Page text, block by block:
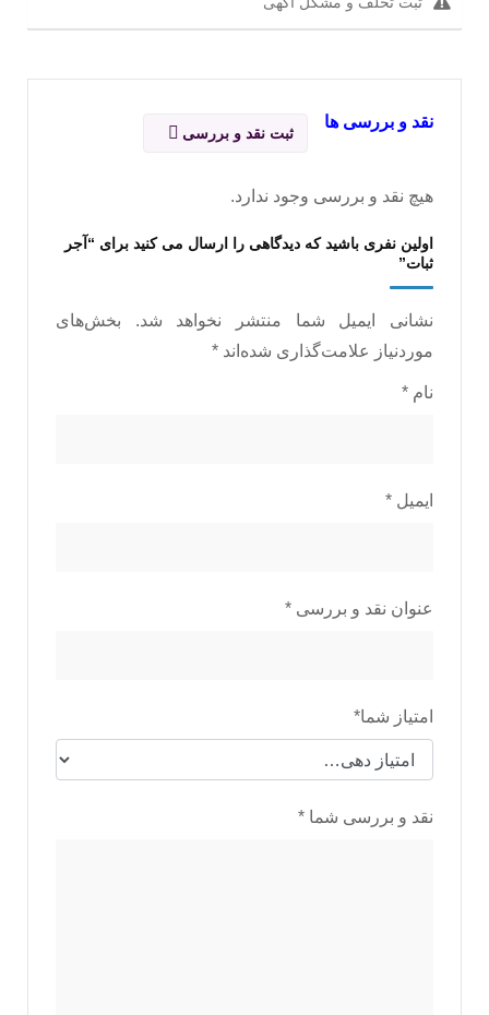
نقد و بررسی ها
ثبت نقد و بررسی
هیچ نقد و بررسی وجود ندارد.
اولین نفری باشید که دیدگاهی را ارسال می کنید برای “آجر
ثبات”
نشانی ایمیل شما منتشر نخواهد شد.
بخش‌های
موردنیاز علامت‌گذاری شده‌اند *
نام *
ایمیل *
عنوان نقد و بررسی *
امتیاز شما*
نقد و بررسی شما *